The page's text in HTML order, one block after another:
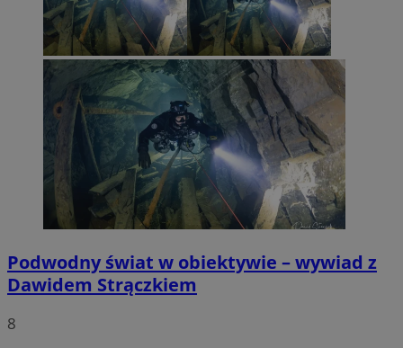
Podwodny świat w obiektywie – wywiad z
Dawidem Strączkiem
8